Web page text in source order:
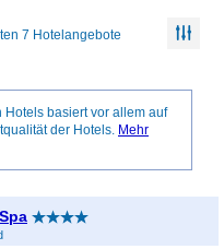
7 Hotelangebote
basiert vor allem auf
der Hotels. Mehr